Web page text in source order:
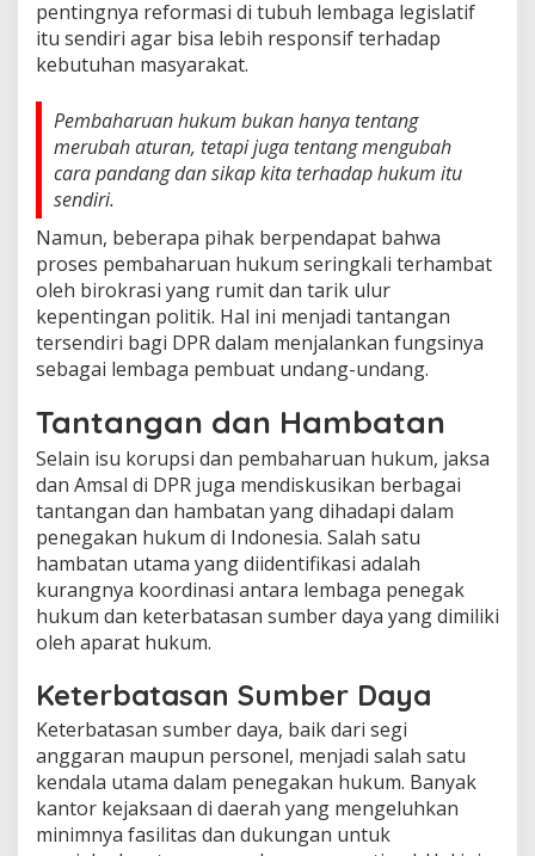
pentingnya reformasi di tubuh lembaga legislatif
itu sendiri agar bisa lebih responsif terhadap
kebutuhan masyarakat.
Pembaharuan hukum bukan hanya tentang
merubah aturan, tetapi juga tentang mengubah
cara pandang dan sikap kita terhadap hukum itu
sendiri.
Namun, beberapa pihak berpendapat bahwa
proses pembaharuan hukum seringkali terhambat
oleh birokrasi yang rumit dan tarik ulur
kepentingan politik. Hal ini menjadi tantangan
tersendiri bagi DPR dalam menjalankan fungsinya
sebagai lembaga pembuat undang-undang.
Tantangan dan Hambatan
Selain isu korupsi dan pembaharuan hukum, jaksa
dan Amsal di DPR juga mendiskusikan berbagai
tantangan dan hambatan yang dihadapi dalam
penegakan hukum di Indonesia. Salah satu
hambatan utama yang diidentifikasi adalah
kurangnya koordinasi antara lembaga penegak
hukum dan keterbatasan sumber daya yang dimiliki
oleh aparat hukum.
Keterbatasan Sumber Daya
Keterbatasan sumber daya, baik dari segi
anggaran maupun personel, menjadi salah satu
kendala utama dalam penegakan hukum. Banyak
kantor kejaksaan di daerah yang mengeluhkan
minimnya fasilitas dan dukungan untuk